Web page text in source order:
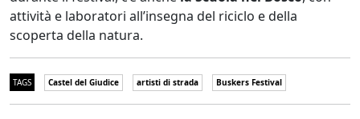
attività e laboratori all’insegna del riciclo e della
scoperta della natura.
TAGS Castel del Giudice artisti di strada Buskers Festival